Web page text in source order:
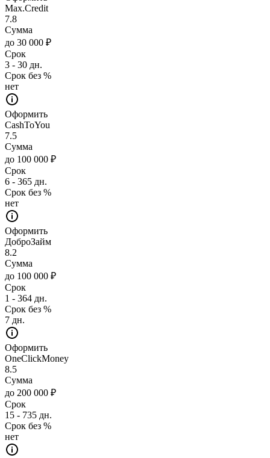
Max.Credit
7.8
Сумма
до 30 000 ₽
Срок
3 - 30 дн.
Срок без %
нет
Оформить
CashToYou
7.5
Сумма
до 100 000 ₽
Срок
6 - 365 дн.
Срок без %
нет
Оформить
ДоброЗайм
8.2
Сумма
до 100 000 ₽
Срок
1 - 364 дн.
Срок без %
7 дн.
Оформить
OneClickMoney
8.5
Сумма
до 200 000 ₽
Срок
15 - 735 дн.
Срок без %
нет